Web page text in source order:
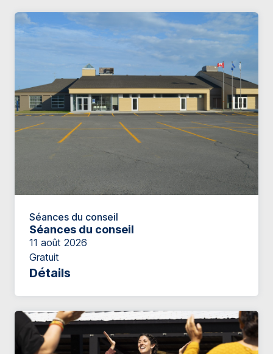
Séances du conseil
Séances du conseil
11 août 2026
Gratuit
Détails